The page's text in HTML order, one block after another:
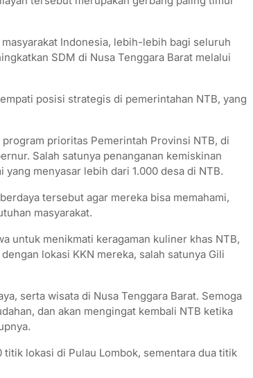
Indonesia, lebih-lebih bagi seluruh
SDM di Nusa Tenggara Barat melalui
posisi strategis di pemerintahan NTB, yang
prioritas Pemerintah Provinsi NTB, di
Salah satunya penanganan kemiskinan
menyasar lebih dari 1.000 desa di NTB.
tersebut agar mereka bisa memahami,
masyarakat.
untuk menikmati keragaman kuliner khas NTB,
lokasi KKN mereka, salah satunya Gili
serta wisata di Nusa Tenggara Barat. Semoga
dan akan mengingat kembali NTB ketika
titik lokasi di Pulau Lombok, sementara dua titik